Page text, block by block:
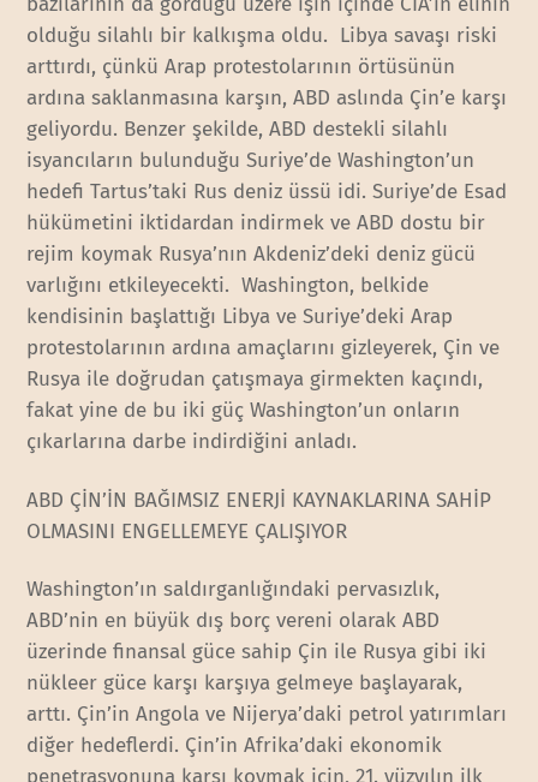
olduğu silahlı bir kalkışma oldu. Libya savaşı riski
arttırdı, çünkü Arap protestolarının örtüsünün
ardına saklanmasına karşın, ABD aslında Çin’e karşı
geliyordu. Benzer şekilde, ABD destekli silahlı
isyancıların bulunduğu Suriye’de Washington’un
hedefi Tartus’taki Rus deniz üssü idi. Suriye’de Esad
hükümetini iktidardan indirmek ve ABD dostu bir
rejim koymak Rusya’nın Akdeniz’deki deniz gücü
varlığını etkileyecekti. Washington, belkide
kendisinin başlattığı Libya ve Suriye’deki Arap
protestolarının ardına amaçlarını gizleyerek, Çin ve
Rusya ile doğrudan çatışmaya girmekten kaçındı,
fakat yine de bu iki güç Washington’un onların
çıkarlarına darbe indirdiğini anladı.
ABD ÇİN’İN BAĞIMSIZ ENERJİ KAYNAKLARINA SAHİP
OLMASINI ENGELLEMEYE ÇALIŞIYOR
Washington’ın saldırganlığındaki pervasızlık,
ABD’nin en büyük dış borç vereni olarak ABD
üzerinde finansal güce sahip Çin ile Rusya gibi iki
nükleer güce karşı karşıya gelmeye başlayarak,
arttı. Çin’in Angola ve Nijerya’daki petrol yatırımları
diğer hedeflerdi. Çin’in Afrika’daki ekonomik
penetrasyonuna karşı koymak için, 21. yüzyılın ilk